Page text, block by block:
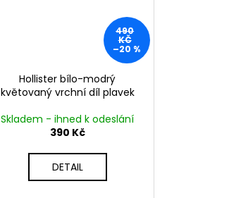
490
KČ
–20 %
Hollister bílo-modrý
květovaný vrchní díl plavek
Skladem - ihned k odeslání
390 Kč
DETAIL